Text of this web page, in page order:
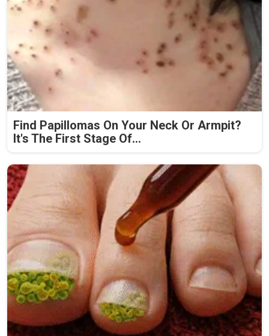
Find Papillomas On Your Neck Or Armpit?
It's The First Stage Of...